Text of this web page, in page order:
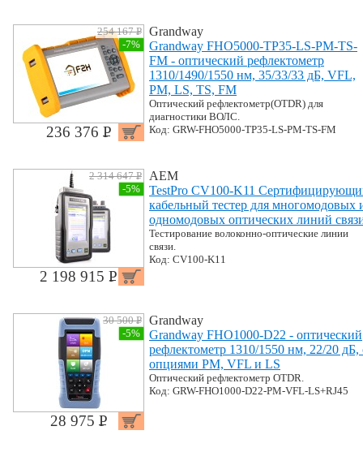
254 167 PУБ.
-7%
236 376 P УБ.
Grandway
Grandway FHO5000-TP35-LS-PM-TS-
FM - оптический рефлектометр
1310/1490/1550 нм, 35/33/33 дБ, VFL,
PM, LS, TS, FM
Оптический рефлектометр(OTDR) для
диагностики ВОЛС.
Код: GRW-FHO5000-TP35-LS-PM-TS-FM
2 314 647 PУБ.
-5%
2 198 915 P УБ.
AEM
TestPro CV100-K11
кабельный тестер для многомодовых
одномодовых оптических линий
Тестирование волоконно-оптические линии
связи.
Код: CV100-K11
30 500 PУБ.
-5%
28 975 P УБ.
Grandway
Grandway FHO1000-D22 - оптический
рефлектометр 1310/1550 нм, 22/20 дБ,
опциями PM, VFL и LS
Оптический рефлектометр OTDR.
Код: GRW-FHO1000-D22-PM-VFL-LS+RJ45